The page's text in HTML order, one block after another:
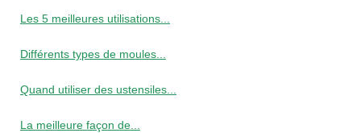
Les 5 meilleures utilisations...
Différents types de moules...
Quand utiliser des ustensiles...
La meilleure façon de...